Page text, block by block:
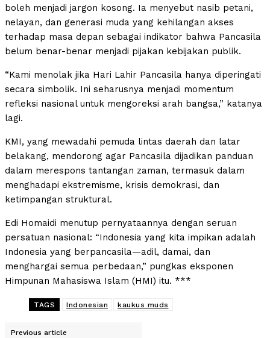
boleh menjadi jargon kosong. Ia menyebut nasib petani,
nelayan, dan generasi muda yang kehilangan akses
terhadap masa depan sebagai indikator bahwa Pancasila
belum benar-benar menjadi pijakan kebijakan publik.
“Kami menolak jika Hari Lahir Pancasila hanya diperingati
secara simbolik. Ini seharusnya menjadi momentum
refleksi nasional untuk mengoreksi arah bangsa,” katanya
lagi.
KMI, yang mewadahi pemuda lintas daerah dan latar
belakang, mendorong agar Pancasila dijadikan panduan
dalam merespons tantangan zaman, termasuk dalam
menghadapi ekstremisme, krisis demokrasi, dan
ketimpangan struktural.
Edi Homaidi menutup pernyataannya dengan seruan
persatuan nasional: “Indonesia yang kita impikan adalah
Indonesia yang berpancasila—adil, damai, dan
menghargai semua perbedaan,” pungkas eksponen
Himpunan Mahasiswa Islam (HMI) itu. ***
TAGS Indonesian kaukus muds
Previous article